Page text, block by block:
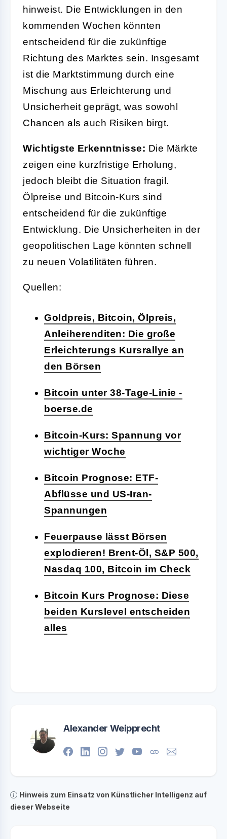
hinweist. Die Entwicklungen in den
kommenden Wochen könnten
entscheidend für die zukünftige
Richtung des Marktes sein. Insgesamt
ist die Marktstimmung durch eine
Mischung aus Erleichterung und
Unsicherheit geprägt, was sowohl
Chancen als auch Risiken birgt.
Wichtigste Erkenntnisse: Die Märkte
zeigen eine kurzfristige Erholung,
jedoch bleibt die Situation fragil.
Ölpreise und Bitcoin-Kurs sind
entscheidend für die zukünftige
Entwicklung. Die Unsicherheiten in der
geopolitischen Lage könnten schnell
zu neuen Volatilitäten führen.
Quellen:
Goldpreis, Bitcoin, Ölpreis,
Anleiherenditen: Die große
Erleichterungs Kursrallye an
den Börsen
Bitcoin unter 38-Tage-Linie -
boerse.de
Bitcoin-Kurs: Spannung vor
wichtiger Woche
Bitcoin Prognose: ETF-
Abflüsse und US-Iran-
Spannungen
Feuerpause lässt Börsen
explodieren! Brent-Öl, S&P 500,
Nasdaq 100, Bitcoin im Check
Bitcoin Kurs Prognose: Diese
beiden Kurslevel entscheiden
alles
Alexander Weipprecht
Hinweis zum Einsatz von Künstlicher Intelligenz auf
dieser Webseite